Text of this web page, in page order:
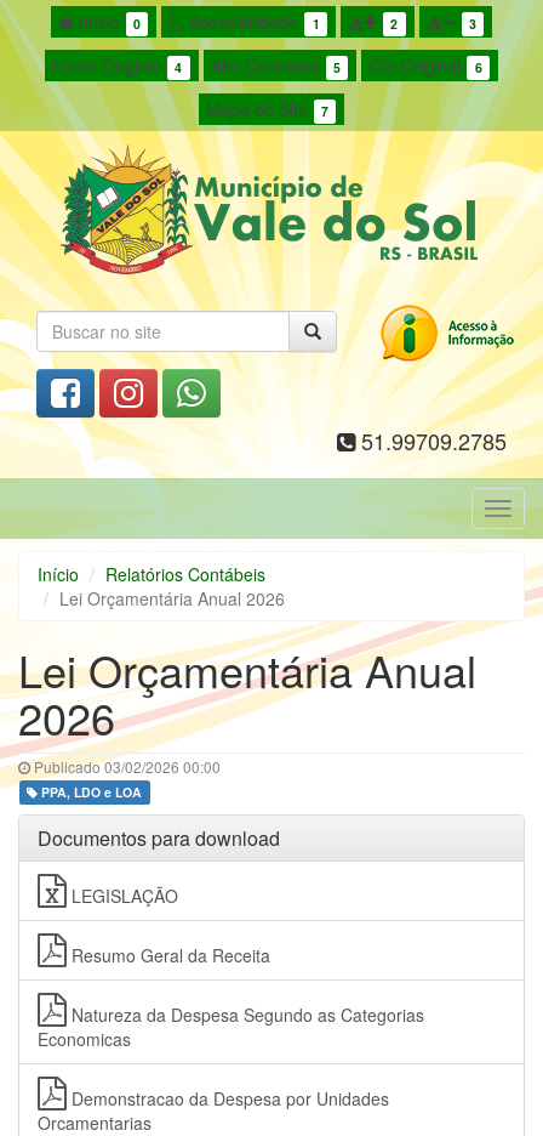
Início 0 Acessibilidade 1 2 3
Fonte Original 4 Alto Contraste 5 Cor Original 6
Mapa do Site 7
51.99709.2785
Início
Relatórios Contábeis
Lei Orçamentária Anual 2026
Lei Orçamentária Anual
2026
Publicado 03/02/2026 00:00
PPA, LDO e LOA
Documentos para download
LEGISLAÇÃO
Resumo Geral da Receita
Natureza da Despesa Segundo as Categorias
Economicas
Demonstracao da Despesa por Unidades
Orcamentarias